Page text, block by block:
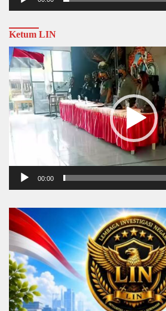
Ketum LIN
Video
Player
00:00